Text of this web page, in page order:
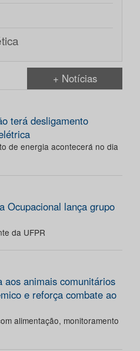
+ Notícias
terá desligamento
de energia acontecerá no dia
Ocupacional lança grupo
da UFPR
aos animais comunitários
e reforça combate ao
alimentação, monitoramento